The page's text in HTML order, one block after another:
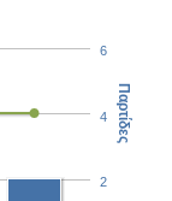
2
4
6
Παρτίδες